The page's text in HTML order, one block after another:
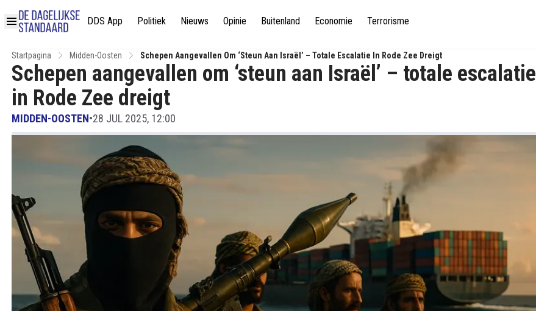
DDS App Politiek Nieuws Opinie Buitenland Economie Terrorisme
Startpagina Midden-Oosten Schepen Aangevallen Om ‘steun Aan Israël’ – Totale Escalatie In Rode Zee Dreigt
Schepen aangevallen om ‘steun aan Israël’ – totale escalatie
in Rode Zee dreigt
MIDDEN-OOSTEN•28 JUL 2025, 12:00